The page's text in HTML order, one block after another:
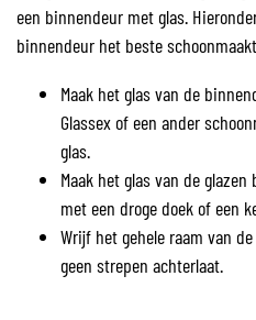
een binnendeur met glas.
binnendeur het beste
Maak het glas van de
Glassex of een ander
glas.
Maak het glas van de
met een droge doek of een
Wrijf het gehele raam van
geen strepen achterlaat.